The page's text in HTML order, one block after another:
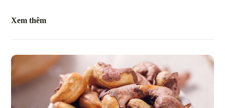
Xem thêm